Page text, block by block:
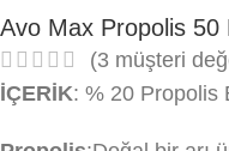
Avo Max Propolis 50
(3 müşteri
İÇERİK: % 20 Propolis